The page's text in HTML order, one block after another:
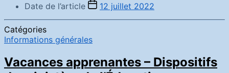
Date de l’article 12 juillet 2022
Catégories
Informations générales
Vacances apprenantes – Dispositifs